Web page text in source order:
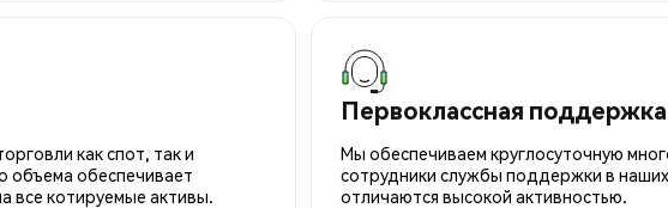
как спот, так и
обеспечивает
все котируемые активы.
Первоклассная поддержка
Мы обеспечиваем круглосуточную
сотрудники службы поддержки в
отличаются высокой активностью.